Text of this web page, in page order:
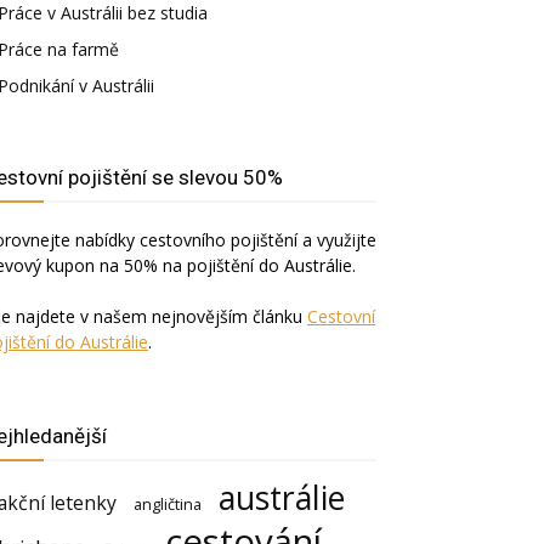
Práce v Austrálii bez studia
Práce na farmě
Podnikání v Austrálii
pojištění se slevou 50%
nabídky cestovního pojištění a využijte
kupon na 50% na pojištění do Austrálie.
najdete v našem nejnovějším článku Cestovní
do Austrálie.
letenky angličtina austrálie